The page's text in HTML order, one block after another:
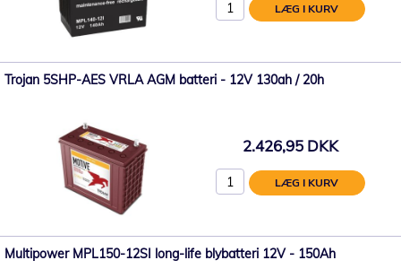
LÆG I KURV
Trojan 5SHP-AES VRLA AGM batteri - 12V 130ah / 20h
2.426,95 DKK
LÆG I KURV
Multipower MPL150-12SI long-life blybatteri 12V - 150Ah